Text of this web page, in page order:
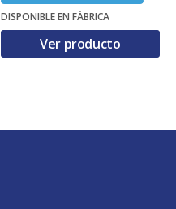
DISPONIBLE EN FÁBRICA
Ver producto